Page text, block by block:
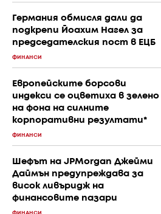
Германия обмисля дали да
подкрепи Йоахим Нагел за
председателския пост в ЕЦБ
ФИНАНСИ
Европейските борсови
индекси се оцветиха в зелено
на фона на силните
корпоративни резултати*
ФИНАНСИ
Шефът на JPMorgan Джейми
Даймън предупреждава за
висок ливъридж на
финансовите пазари